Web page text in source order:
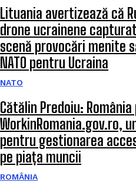
Lituania avertizează că
drone ucrainene
scenă provocări menite
NATO pentru Ucraina
NATO
Cătălin Predoiu:
WorkinRomania.gov.ro,
pentru gestionarea
pe piața muncii
ROMÂNIA